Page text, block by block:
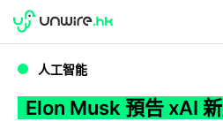
WWDC 2026
人工智能
Elon Musk 預告 xAI